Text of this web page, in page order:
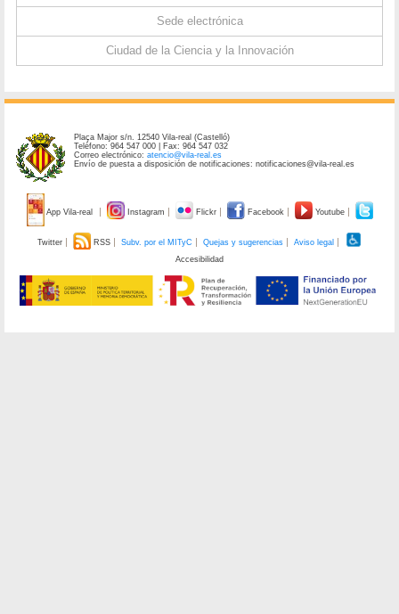
Sede electrónica
Ciudad de la Ciencia y la Innovación
Plaça Major s/n. 12540 Vila-real (Castelló)
Teléfono: 964 547 000 | Fax: 964 547 032
Correo electrónico:atencio@vila-real.es
Envío de puesta a disposición de notificaciones: notificaciones@vila-real.es
App Vila-real Instagram Flickr Facebook Youtube
Twitter RSS Subv. por el MITyC Quejas y sugerencias
Aviso legal
Accesibilidad